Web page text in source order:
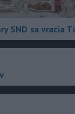
SND sa vracia